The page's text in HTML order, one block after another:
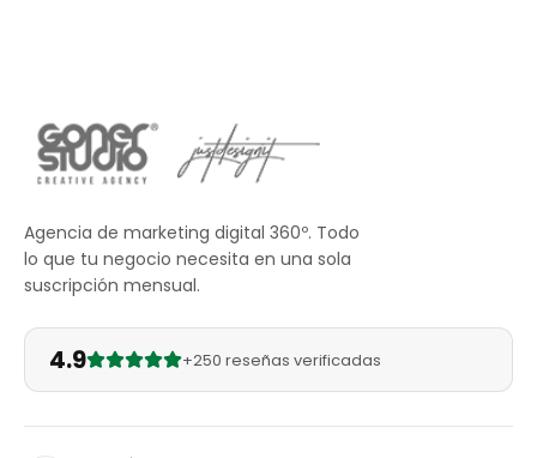
Agencia de marketing digital 360º. Todo
lo que tu negocio necesita en una sola
suscripción mensual.
4.9 +250 reseñas verificadas